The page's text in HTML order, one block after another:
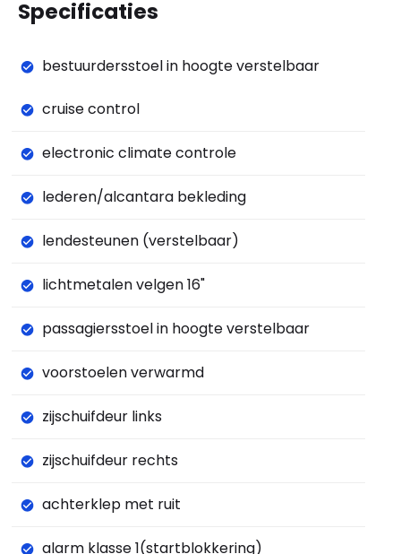
Specificaties
bestuurdersstoel in hoogte verstelbaar
cruise control
electronic climate controle
lederen/alcantara bekleding
lendesteunen (verstelbaar)
lichtmetalen velgen 16"
passagiersstoel in hoogte verstelbaar
voorstoelen verwarmd
zijschuifdeur links
zijschuifdeur rechts
achterklep met ruit
alarm klasse 1(startblokkering)